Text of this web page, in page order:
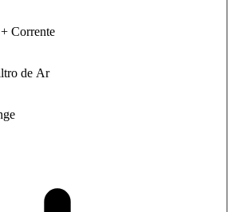
Corrente
de Ar